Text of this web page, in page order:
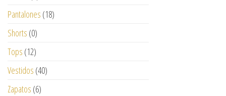
Pantalones (18)
Shorts (0)
Tops (12)
Vestidos (40)
Zapatos (6)